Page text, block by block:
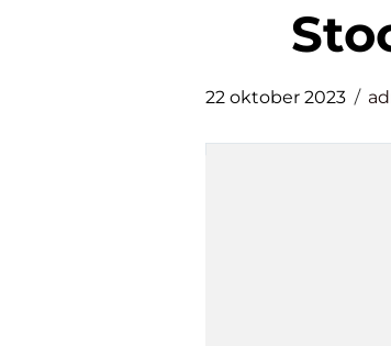
22 oktober 2023